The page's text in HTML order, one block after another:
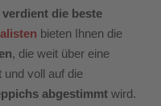
die beste
bieten Ihnen die
, die weit über eine
und voll auf die
abgestimmt wird.